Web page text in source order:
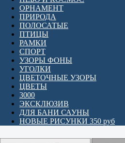
ОРНАМЕНТ
ПРИРОДА
ПОЛОСАТЫЕ
ПТИЦЫ
РАМКИ
СПОРТ
УЗОРЫ ФОНЫ
УГОЛКИ
ЦВЕТОЧНЫЕ УЗОРЫ
ЦВЕТЫ
3000
ЭКСКЛЮЗИВ
ДЛЯ БАНИ САУНЫ
НОВЫЕ РИСУНКИ 350 руб